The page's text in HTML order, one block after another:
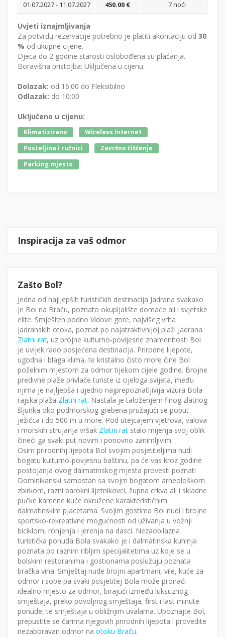
01.07.2027 - 11.07.2027
450.00 € 7 noći
Uvjeti iznajmljivanja
Za potvrdu rezervacije potrebno je platiti akontaciju od 30
% od ukupne cijene.
Djeca do 2 godine starosti oslobođena su plaćanja.
Boravišna pristojba: Uključena u cijenu.
Dolazak: od 16:00 do Fleksibilno
Odlazak: do 10:00
Uključeno u cijenu:
Klimatizirano
Wireless Internet
Posteljina i ručnici
Završno čišćenje
Parking mjesto
Inspiracija za vaš odmor
Zašto Bol?
Jedna od najljepših turističkih destinacija Jadrana svakako
je Bol na Braču, poznato okupljalište domaće ali i svjetske
elite. Smješten podno Vidove gore, najvišeg vrha
jadranskih otoka, poznat po najatraktivnijoj plaži Jadrana
Zlatni rat, uz brojne kulturno-povijesne znamenitosti Bol
je uvijek rado posjećena destinacija. Prirodne lijepote,
ugodna i blaga klima, te kristalno čisto more čine Bol
poželnim mjestom za odmor tijekom cijele godine. Brojne
predivne plaže privlače turiste iz cijeloga svijeta, među
njima je najljepša i ujedno najprepoznatljivija vizura Bola
rajska plaža Zlatni rat. Nastala je taloženjem finog zlatnog
šljunka oko podmorskog grebena pružajući se poput
ježičca i do 500 m u more. Pod utejcajem vjetrova, valova
i morskih strujanja vršak Zlatni rat stalo mijenja svoj oblik
čineći ga svaki put novim i ponovno zanimljivim.
Osim prirodnihj lijepota Bol svojim posjetiteljima nudi
bogatu kulturno-povjesnu baštinu, pa će vas kroz godine
postojanja ovog dalmatinskog mjesta provesti poznati
Dominikanski samostan sa svojm bogatom arheološkom
zbirkom, razni barokni lijetnikovci, župna crkva ali i skladne
pučke kamene kuće okružene karakterističnim
dalmatinskim pjacetama. Svojim gostima Bol nudi i brojne
sportsko-rekreativne mogućnosti od uživanja u vožnji
biciklom, ronjenja i jerenja na dasci. Nezaobilazna
turistička ponuda Bola svakako je i dalmatinska kuhinja
poznata po raznim ribljim specijalitetima uz koje se u
bolskim restoranima i gostionama poslužuju poznata
bračka vina. Smještaj nude brojni apartmani, vile, kuće za
odmor i sobe pa svaki posjetitej Bola može pronaći
idealno mjesto za odmor, birajući između luksuznog
smještaja, preko povoljnog smještaja, first i last minute
ponude, te smještaja u obližnjim uvalama. Upoznajte Bol,
prepustite se čarima njegovih prirodnih lijepota i provedite
nezaboravan odmor na otoku Braču.